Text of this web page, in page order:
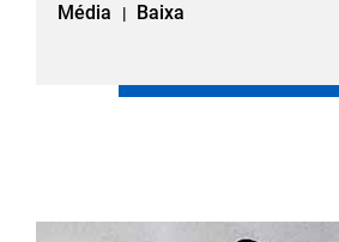
Média | Baixa